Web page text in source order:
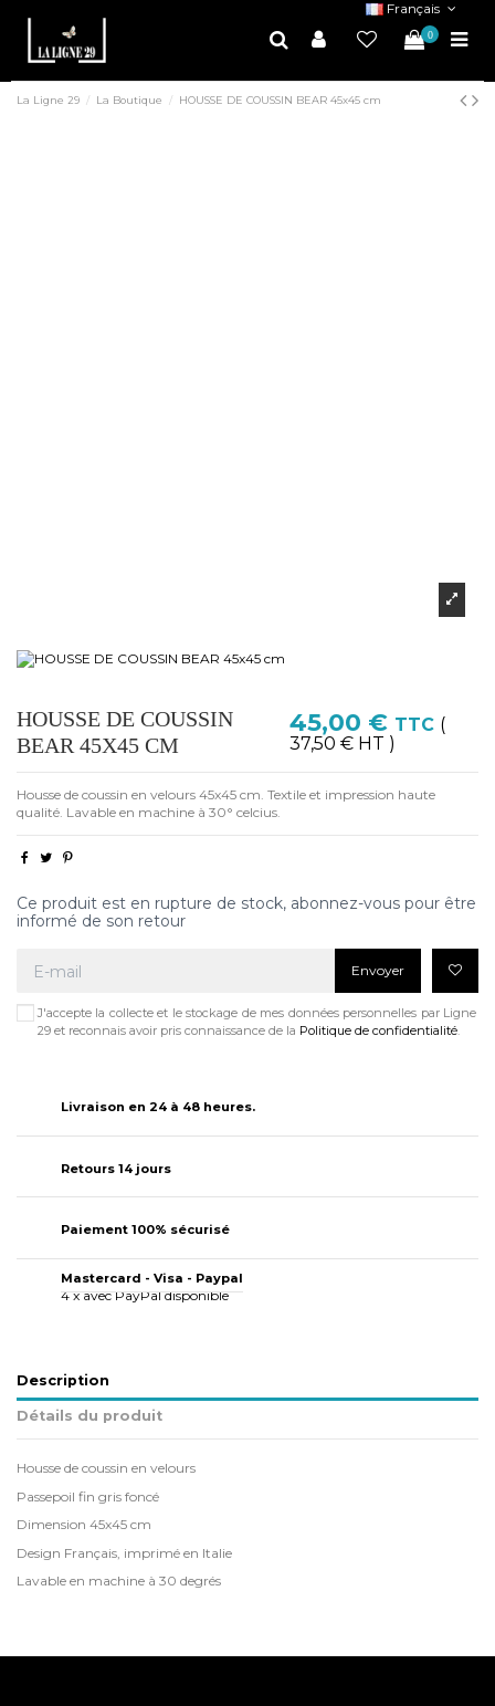
Français
0
La Ligne 29 La Boutique HOUSSE DE COUSSIN BEAR 45x45 cm
HOUSSE DE COUSSIN
BEAR 45X45 CM
45,00 € TTC (
37,50 € HT )
Housse de coussin en velours 45x45 cm. Textile et impression haute
qualité. Lavable en machine à 30° celcius.
Ce produit est en rupture de stock, abonnez-vous pour être
informé de son retour
Envoyer
J'accepte la collecte et le stockage de mes données personnelles par Ligne
29 et reconnais avoir pris connaissance de la Politique de confidentialité.
Livraison en 24 à 48 heures.
Retours 14 jours
Paiement 100% sécurisé
Mastercard - Visa - Paypal
4 x avec PayPal disponible
Description
Détails du produit
Housse de coussin en velours
Passepoil fin gris foncé
Dimension 45x45 cm
Design Français, imprimé en Italie
Lavable en machine à 30 degrés